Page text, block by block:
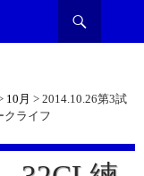
10月 > 2014.10.26第3試
ライフ